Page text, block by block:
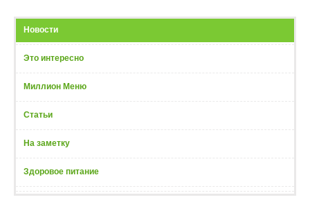
Новости
Это интересно
Миллион Меню
Статьи
На заметку
Здоровое питание